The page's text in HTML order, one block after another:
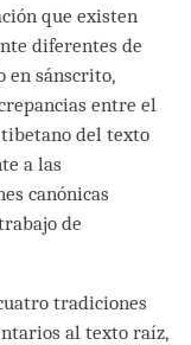
que existen
diferentes de
en sánscrito,
entre el
del texto
a las
canónicas
de
tradiciones
al texto raíz,